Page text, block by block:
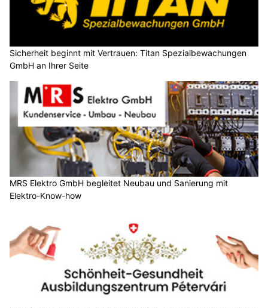
Sicherheit beginnt mit Vertrauen: Titan Spezialbewachungen
GmbH an Ihrer Seite
MRS Elektro GmbH begleitet Neubau und Sanierung mit
Elektro-Know-how